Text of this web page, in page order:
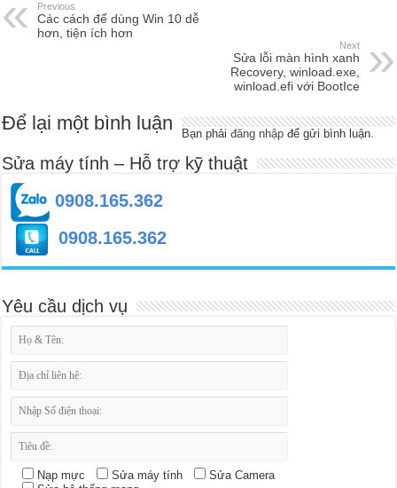
Previous
Các cách để dùng Win 10 dễ
hơn, tiện ích hơn
Next
Sửa lỗi màn hình xanh
Recovery, winload.exe,
winload.efi với BootIce
Để lại một bình luận Bạn phảiđăng nhập để gửi bình luận.
Sửa máy tính – Hỗ trợ kỹ thuật
0908.165.362
0908.165.362
Yêu cầu dịch vụ
Nạp mực Sửa máy tính
Sửa Camera